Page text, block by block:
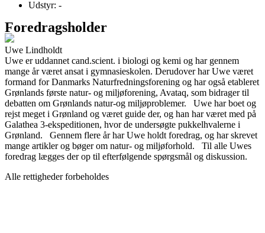
Udstyr: -
Foredragsholder
Uwe Lindholdt
Uwe er uddannet cand.scient. i biologi og kemi og har gennem
mange år været ansat i gymnasieskolen. Derudover har Uwe været
formand for Danmarks Naturfredningsforening og har også etableret
Grønlands første natur- og miljøforening, Avataq, som bidrager til
debatten om Grønlands natur-og miljøproblemer. Uwe har boet og
rejst meget i Grønland og været guide der, og han har været med på
Galathea 3-ekspeditionen, hvor de undersøgte pukkelhvalerne i
Grønland. Gennem flere år har Uwe holdt foredrag, og har skrevet
mange artikler og bøger om natur- og miljøforhold. Til alle Uwes
foredrag lægges der op til efterfølgende spørgsmål og diskussion.
Alle rettigheder forbeholdes